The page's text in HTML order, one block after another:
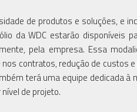
de produtos e soluções, e
da WDC estarão disponíveis
pela empresa. Essa
contratos, redução de custos
terá uma equipe dedicada
de projeto.